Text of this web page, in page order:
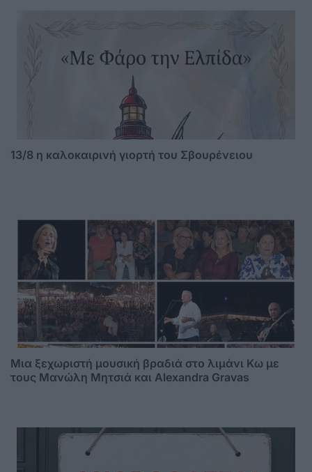
13/8 η καλοκαιρινή γιορτή του Σβουρένειου
Μια ξεχωριστή μουσική βραδιά στο λιμάνι Κω με
τους Μανώλη Μητσιά και Alexandra Gravas